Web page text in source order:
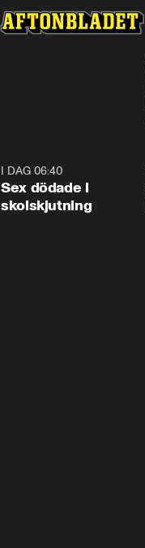
I DAG 06:40
Sex dödade i
skolskjutning